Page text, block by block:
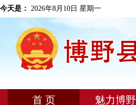
今天是： 2026年8月10日 星期一
首 页 魅力博野